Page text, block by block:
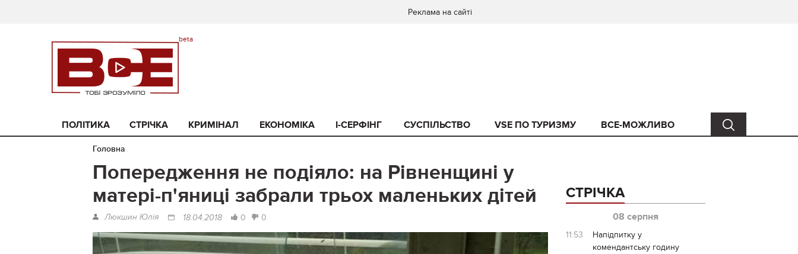
Реклама на сайті
ПОЛІТИКА СТРІЧКА КРИМІНАЛ ЕКОНОМІКА I-СЕРФІНГ СУСПІЛЬСТВО VSE ПО ТУРИЗМУ ВСЕ-МОЖЛИВО
Головна
Попередження не подіяло: на Рівненщині у
матері-п'яниці забрали трьох маленьких дітей
Люкшин Юлія 18.04.2018 0 0
СТРІЧКА
08 серпня
11:53
Напідпитку у
комендантську годину